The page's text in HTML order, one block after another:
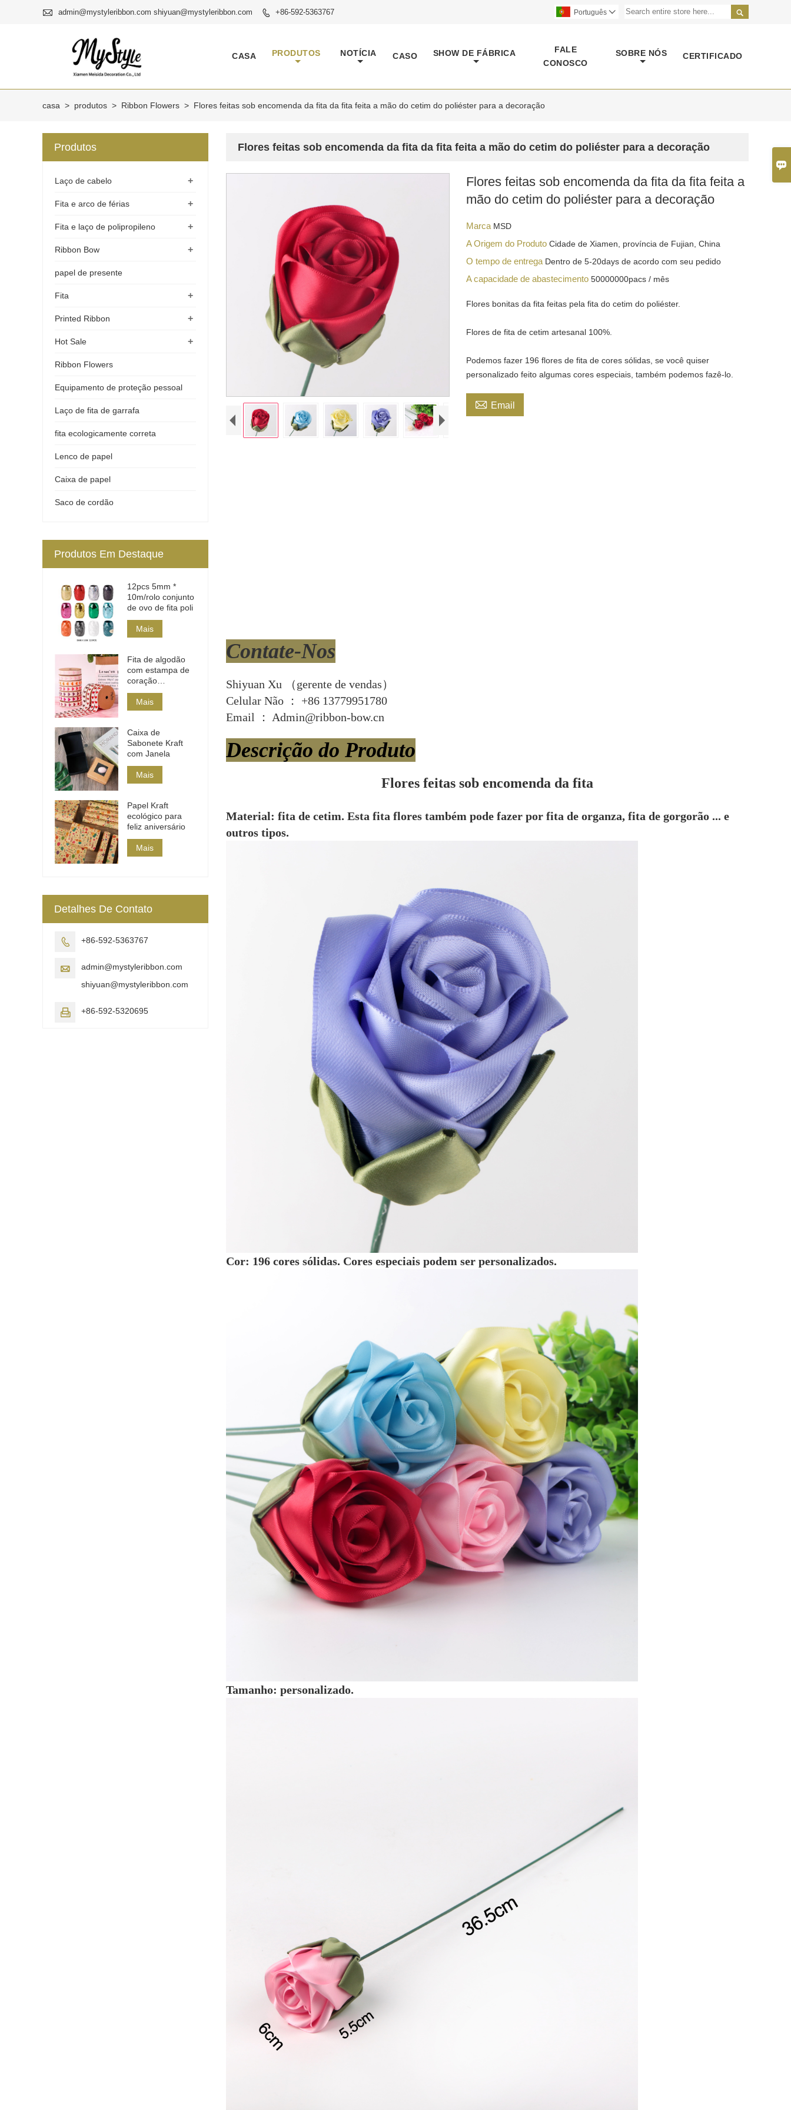

 admin@mystyleribbon.com shiyuan@mystyleribbon.com  +86-592-5363767 
Português 
CASA PRODUTOS NOTÍCIA CASO SHOW DE FÁBRICA
FALE
CONOSCO
SOBRE NÓS CERTIFICADO
casa > produtos > Ribbon Flowers > Flores feitas sob encomenda da fita da fita feita a mão do cetim do poliéster para a decoração
Flores feitas sob encomenda da fita da fita feita a mão do cetim do poliéster para a decoração
Flores feitas sob encomenda da fita da fita feita a
mão do cetim do poliéster para a decoração
Marca MSD
A Origem do ProdutoCidade de Xiamen, província de Fujian, China
O tempo de entrega Dentro de 5-20days de acordo com seu pedido
A capacidade de abastecimento50000000pacs / mês
Flores bonitas da fita feitas pela fita do cetim do poliéster.
Flores de fita de cetim artesanal 100%.
Podemos fazer 196 flores de fita de cores sólidas, se você quiser
personalizado feito algumas cores especiais, também podemos fazê-lo.
 Email
Contate-Nos
Shiyuan Xu （gerente de vendas）
Celular Não ： +86 13779951780
Email ： Admin@ribbon-bow.cn
Descrição do Produto
Flores feitas sob encomenda da fita
Material: fita de cetim. Esta fita flores também pode fazer por fita de organza, fita de gorgorão ... e
outros tipos.
Cor: 196 cores sólidas. Cores especiais podem ser personalizados.
Tamanho: personalizado.
Produtos
+
Laço de cabelo
+
Fita e arco de férias
+
Fita e laço de polipropileno
+
Ribbon Bow
papel de presente
+
Fita
+
Printed Ribbon
+
Hot Sale
Ribbon Flowers
Equipamento de proteção pessoal
Laço de fita de garrafa
fita ecologicamente correta
Lenco de papel
Caixa de papel
Saco de cordão
Produtos Em Destaque
12pcs 5mm *
10m/rolo conjunto
de ovo de fita poli
Mais
Fita de algodão
com estampa de
coração
multicolorida
Mais
Caixa de
Sabonete Kraft
com Janela
Mais
Papel Kraft
ecológico para
feliz aniversário
Mais
Detalhes De Contato
 +86-592-5363767

admin@mystyleribbon.com
shiyuan@mystyleribbon.com
 +86-592-5320695